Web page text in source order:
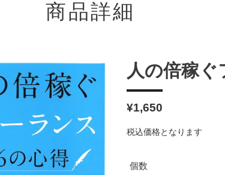
商品詳細
人の倍稼
通
¥1,650
税込価格となります
個数